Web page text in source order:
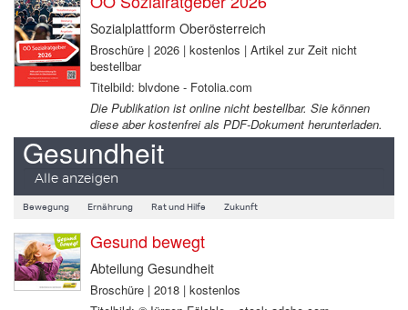
Sozialplattform Oberösterreich
Broschüre | 2026 | kostenlos | Artikel zur Zeit nicht
bestellbar
Titelbild: blvdone - Fotolia.com
Die Publikation ist online nicht bestellbar. Sie können
diese aber kostenfrei als PDF-Dokument herunterladen.
Gesundheit
Alle anzeigen
Bewegung Ernährung Rat und Hilfe Zukunft
Gesund bewegt
Abteilung Gesundheit
Broschüre | 2018 | kostenlos